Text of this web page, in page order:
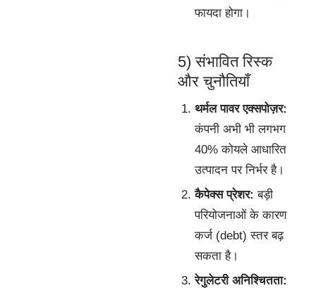
फायदा होगा।
5) संभावित रिस्क
और चुनौतियाँ
थर्मल पावर एक्सपोज़र:
कंपनी अभी भी लगभग
40% कोयले आधारित
उत्पादन पर निर्भर है।
कैपेक्स प्रेशर: बड़ी
परियोजनाओं के कारण
कर्ज (debt) स्तर बढ़
सकता है।
रेगुलेटरी अनिश्चितता: